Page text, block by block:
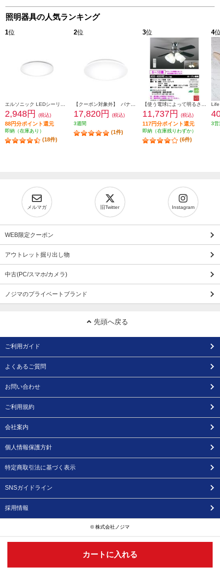
カートに入れる
照明器具の人気ランキング
1位
2,948円 (税込)
88円分ポイント還元
即納（在庫あり）
(18件)
2位
17,820円
(税込)
3週間
(1件)
3位
11,737円 (税込)
117円分ポイント還元
即納（在庫残りわずか）
(6件)
4
3営
メルマガ 旧Twitter Instagram
WEB限定クーポン
アウトレット掘り出し物
中古(PC/スマホ/カメラ)
ノジマのプライベートブランド
先頭へ戻る
ご利用ガイド
よくあるご質問
お問い合わせ
ご利用規約
会社案内
個人情報保護方針
特定商取引法に基づく表示
SNSガイドライン
採用情報
© 株式会社ノジマ